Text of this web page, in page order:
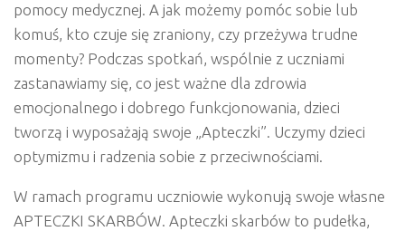
pomocy medycznej. A jak możemy pomóc sobie lub
komuś, kto czuje się zraniony, czy przeżywa trudne
momenty? Podczas spotkań, wspólnie z uczniami
zastanawiamy się, co jest ważne dla zdrowia
emocjonalnego i dobrego funkcjonowania, dzieci
tworzą i wyposażają swoje „Apteczki”. Uczymy dzieci
optymizmu i radzenia sobie z przeciwnościami.
W ramach programu uczniowie wykonują swoje własne
APTECZKI SKARBÓW. Apteczki skarbów to pudełka,